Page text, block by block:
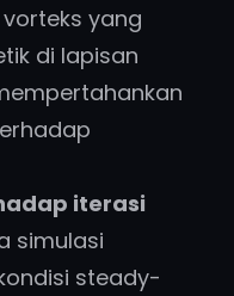
yang
di lapisan
iterasi
simulasi
steady-